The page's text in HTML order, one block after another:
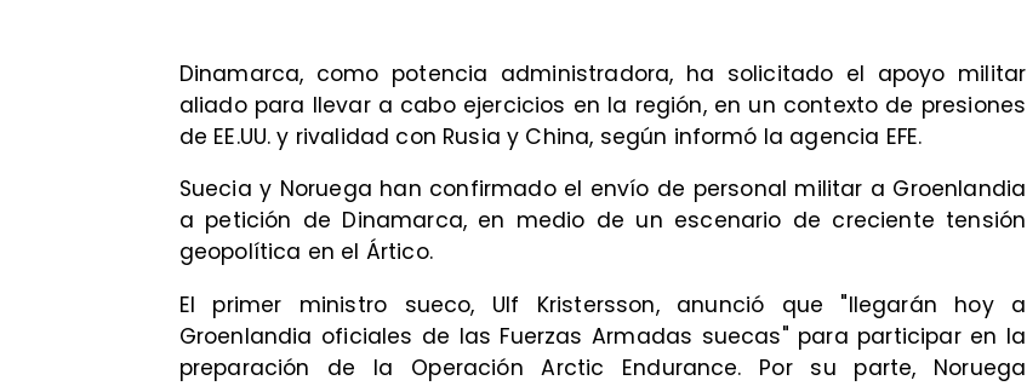
Dinamarca, como potencia administradora, ha solicitado el apoyo militar
aliado para llevar a cabo ejercicios en la región, en un contexto de presiones
de EE.UU. y rivalidad con Rusia y China, según informó la agencia EFE.
Suecia y Noruega han confirmado el envío de personal militar a Groenlandia
a petición de Dinamarca, en medio de un escenario de creciente tensión
geopolítica en el Ártico.
El primer ministro sueco, Ulf Kristersson, anunció que "llegarán hoy a
Groenlandia oficiales de las Fuerzas Armadas suecas" para participar en la
preparación de la Operación Arctic Endurance. Por su parte, Noruega